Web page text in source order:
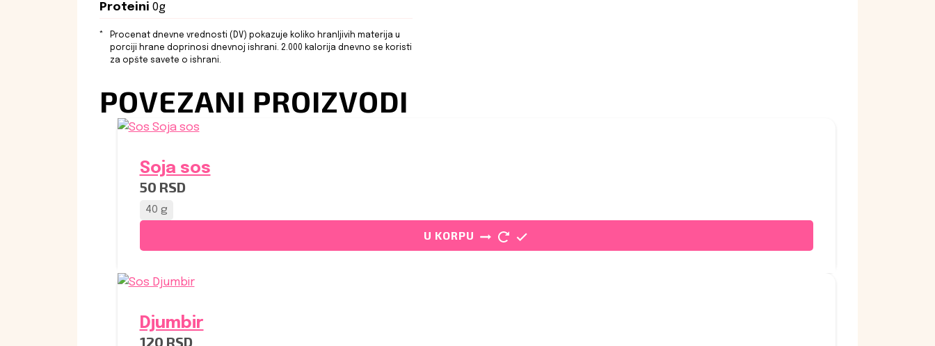
Proteini 0g
Procenat dnevne vrednosti (DV) pokazuje koliko hranljivih materija u
porciji hrane doprinosi dnevnoj ishrani. 2.000 kalorija dnevno se koristi
za opšte savete o ishrani.
POVEZANI PROIZVODI
Soja sos
50 RSD
40 g
U KORPU
Djumbir
120 RSD